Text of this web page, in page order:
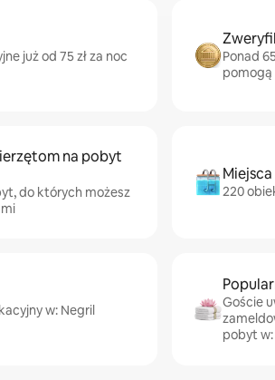
już od 75 zł za noc
Ponad
pomogą
na pobyt
do których możesz
220
w: Negril
Goście
pobyt